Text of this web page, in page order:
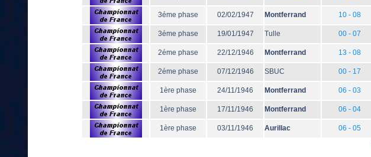
3éme phase 02/02/1947 Montferrand 10 - 08
3éme phase 19/01/1947 Tulle 00 - 07
2éme phase 22/12/1946 Montferrand 13 - 08
2éme phase 07/12/1946 SBUC 00 - 17
1ère phase 24/11/1946 Montferrand 06 - 03
1ère phase 17/11/1946 Montferrand 06 - 04
1ère phase 03/11/1946 Aurillac 06 - 05